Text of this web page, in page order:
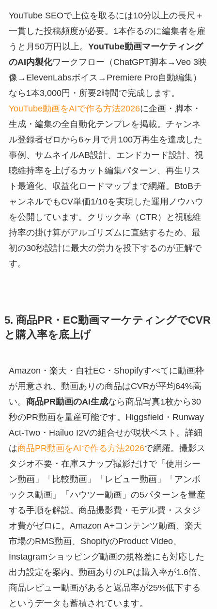
YouTube SEOで上位を取るには10分以上の長尺＋
一貫した投稿頻度が必要。1本作るのに編集者を雇
うと月50万円以上。 YouTube動画マーケティング
のAI内製化ワークフロー（ChatGPT脚本→Veo 3映
像→ElevenLabsボイス→Premiere Pro自動編集）
なら1本3,000円・所要2時間で完成します。
YouTube動画をAIで作る方法2026に企画・脚本・
生成・編集の全自動化テンプレを掲載。チャンネ
ル登録者ゼロから6ヶ月で月100万再生を達成した
事例、サムネイルAB設計、エンドカード設計、視
聴維持率を上げるカット編集パターン、再生リス
ト最適化、収益化ロードマップまで網羅。BtoBチ
ャンネルでもCV単価1/10を実現した運用ノウハウ
を公開しています。クリック率（CTR）と視聴維
持率の掛け算がアルゴリズムに直結するため、最
初の30秒設計に最大の労力を投下するのが正解で
す。
5. 商品PR・EC動画マーケティングでCVR
と購入率を底上げ
Amazon・楽天・自社EC・Shopifyすべてに動画枠
が用意され、動画ありの商品はCVRが平均64%高
い。 商品PR動画のAI生成なら商品写真1枚から30
秒のPR動画を量産可能です。Higgsfield・Runway
Act-Two・Hailuo I2Vの組合せが現状ベスト。詳細
は商品PR動画をAIで作る方法2026で網羅。撮影ス
タジオ不要・在庫スナップ撮影だけで「使用シー
ン動画」「比較動画」「レビュー動画」「アンボ
ックス動画」「ハウツー動画」の5パターンを量産
する手順を解説。商品撮影費・モデル費・スタジ
オ費がゼロに。Amazon A+コンテンツ動画、楽天
市場のRMS動画、ShopifyのProduct Video、
Instagramショッピング動画の規格差にも対応した
出力設定を案内。動画ありのLPは購入率が1.6倍、
商品レビュー動画があると返品率が25%低下する
というデータも蓄積されています。